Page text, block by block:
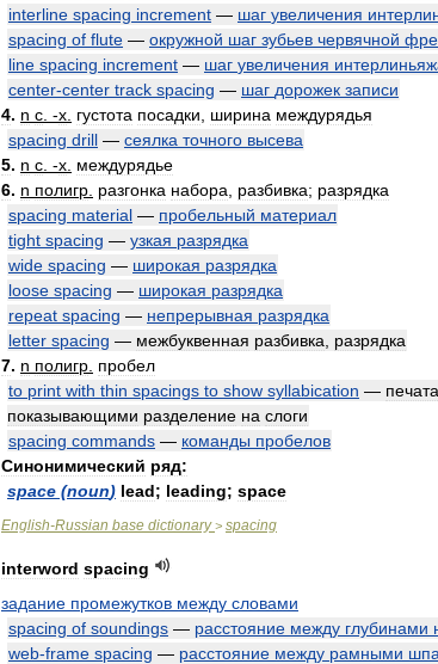
interline spacing increment — шаг увеличения
spacing of flute — окружной шаг зубьев червячной
line spacing increment — шаг увеличения
center-center track spacing — шаг дорожек записи
4. n с . -х густота посадки ширина междурядья
spacing drill — сеялка точного высева
5. n с . -х междурядье
6. n полигр разгонка набора разбивка; разрядка
spacing material — пробельный материал
tight spacing — узкая разрядка
wide spacing — широкая разрядка
loose spacing — широкая разрядка
repeat spacing — непрерывная разрядка
letter spacing — межбуквенная разбивка
разрядка
7. n полигр пробел
to print with thin spacings to show syllabication —
показывающими разделение на слоги
spacing commands — команды пробелов
Синонимический ряд:
space (noun) lead; leading; space
English-Russian base dictionary > spacing
interword spacing
задание промежутков между словами
spacing of soundings — расстояние между глубинами
web-frame spacing — расстояние между рамными